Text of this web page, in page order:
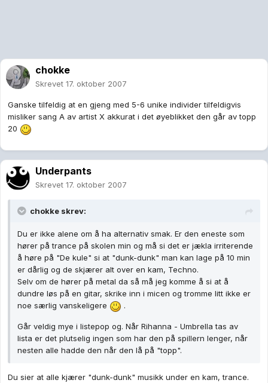
chokke
Skrevet 17. oktober 2007
Ganske tilfeldig at en gjeng med 5-6 unike individer tilfeldigvis
misliker sang A av artist X akkurat i det øyeblikket den går av topp
20
Underpants
Skrevet 17. oktober 2007
chokke skrev:
Du er ikke alene om å ha alternativ smak. Er den eneste som
hører på trance på skolen min og må si det er jækla irriterende
å høre på "De kule" si at "dunk-dunk" man kan lage på 10 min
er dårlig og de skjærer alt over en kam, Techno.
Selv om de hører på metal da så må jeg komme å si at å
dundre løs på en gitar, skrike inn i micen og tromme litt ikke er
noe særlig vanskeligere
.
Går veldig mye i listepop og. Når Rihanna - Umbrella tas av
lista er det plutselig ingen som har den på spillern lenger, når
nesten alle hadde den når den lå på "topp".
Du sier at alle kjærer "dunk-dunk" musikk under en kam, trance.